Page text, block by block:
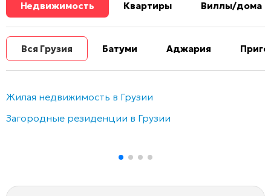
Недвижимость Квартиры Виллы/дома
Вся Грузия Батуми Аджария
Жилая недвижимость в Грузии
Загородные резиденции в Грузии